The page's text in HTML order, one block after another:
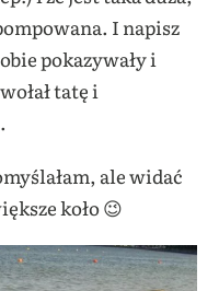
I napisz
pokazywały i
tatę i
ale widać
koło 😉